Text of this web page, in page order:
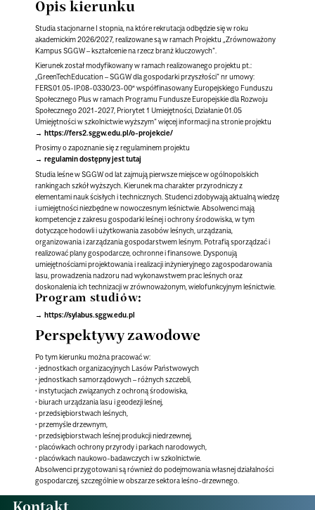
Opis kierunku
Studia stacjonarne I stopnia, na które rekrutacja odbędzie się w roku
akademickim 2026/2027, realizowane są w ramach Projektu „Zrównoważony
Kampus SGGW – kształcenie na rzecz branż kluczowych”.
Kierunek został modyfikowany w ramach realizowanego projektu pt.:
„GreenTechEducation – SGGW dla gospodarki przyszłości” nr umowy:
FERS.01.05-IP.08-0330/23-00″ współfinasowany Europejskiego Funduszu
Społecznego Plus w ramach Programu Fundusze Europejskie dla Rozwoju
Społecznego 2021-2027, Priorytet 1 Umiejętności, Działanie 01.05
Umiejętności w szkolnictwie wyższym” więcej informacji na stronie projektu
https://fers2.sggw.edu.pl/o-projekcie/
Prosimy o zapoznanie się z regulaminem projektu
regulamin dostępny jest tutaj
Studia leśne w SGGW od lat zajmują pierwsze miejsce w ogólnopolskich
rankingach szkół wyższych. Kierunek ma charakter przyrodniczy z
elementami nauk ścisłych i technicznych. Studenci zdobywają aktualną wiedzę
i umiejętności niezbędne w nowoczesnym leśnictwie. Absolwenci mają
kompetencje z zakresu gospodarki leśnej i ochrony środowiska, w tym
dotyczące hodowli i użytkowania zasobów leśnych, urządzania,
organizowania i zarządzania gospodarstwem leśnym. Potrafią sporządzać i
realizować plany gospodarcze, ochronne i finansowe. Dysponują
umiejętnościami projektowania i realizacji inżynieryjnego zagospodarowania
lasu, prowadzenia nadzoru nad wykonawstwem prac leśnych oraz
doskonalenia ich technizacji w zrównoważonym, wielofunkcyjnym leśnictwie.
Program studiów:
https://sylabus.sggw.edu.pl
Perspektywy zawodowe
Po tym kierunku można pracować w:
• jednostkach organizacyjnych Lasów Państwowych
• jednostkach samorządowych – różnych szczebli,
• instytucjach związanych z ochroną środowiska,
• biurach urządzania lasu i geodezji leśnej,
• przedsiębiorstwach leśnych,
• przemyśle drzewnym,
• przedsiębiorstwach leśnej produkcji niedrzewnej,
• placówkach ochrony przyrody i parkach narodowych,
• placówkach naukowo-badawczych i w szkolnictwie.
Absolwenci przygotowani są również do podejmowania własnej działalności
gospodarczej, szczególnie w obszarze sektora leśno-drzewnego.
Kontakt